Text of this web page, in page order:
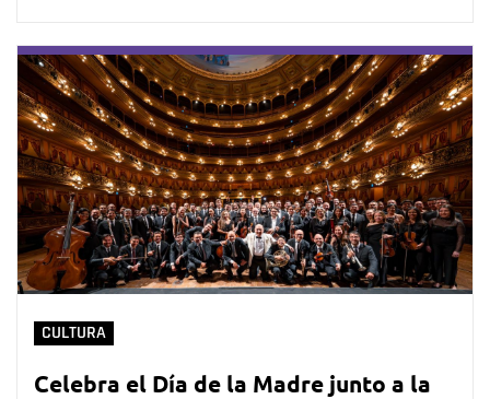
CULTURA
Celebra el Día de la Madre junto a la